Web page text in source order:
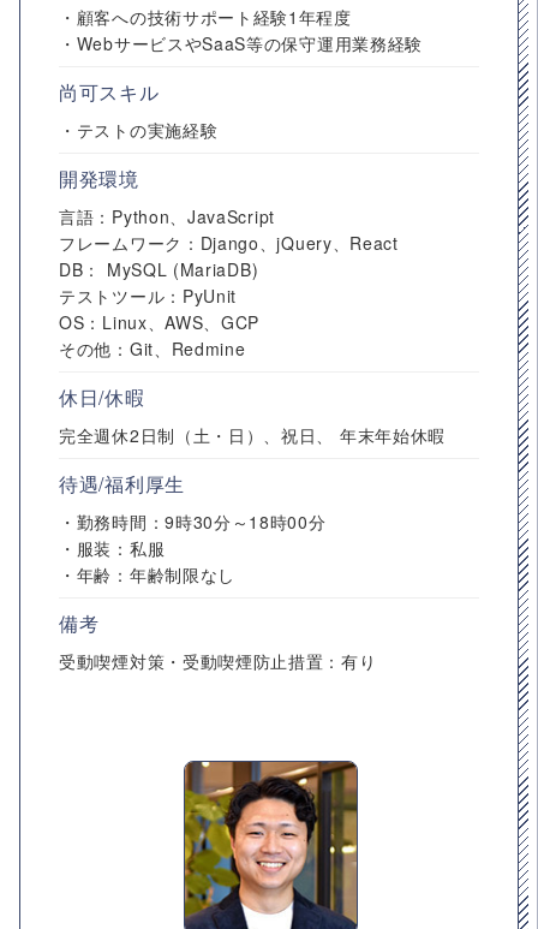
・顧客への技術サポート経験1年程度
・WebサービスやSaaS等の保守運用業務経験
尚可スキル
・テストの実施経験
開発環境
言語：Python、JavaScript
フレームワーク：Django、jQuery、React
DB： MySQL (MariaDB)
テストツール：PyUnit
OS：Linux、AWS、GCP
その他：Git、Redmine
休日/休暇
完全週休2⽇制（土・日）、祝日、 年末年始休暇
待遇/福利厚生
・勤務時間：9時30分～18時00分
・服装：私服
・年齢：年齢制限なし
備考
受動喫煙対策・受動喫煙防止措置：有り